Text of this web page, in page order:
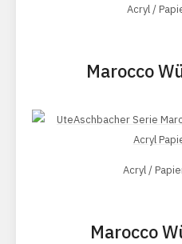
Acryl /
Marocco
Acryl /
Marocco